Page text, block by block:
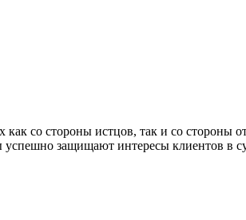
со стороны истцов, так и со стороны
защищают интересы клиентов в